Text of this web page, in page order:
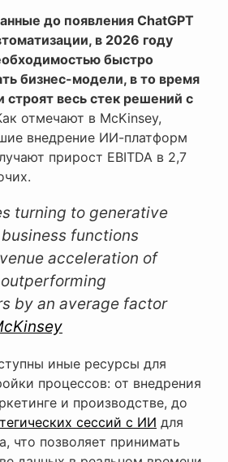
до появления ChatGPT
в 2026 году
быстро
бизнес-модели, в то время
строят весь стек решений с
отмечают в McKinsey,
внедрение ИИ-платформ
прирост EBITDA в 2,7
turning to generative
functions
acceleration of
outperforming
by an average factor
иные ресурсы для
процессов: от внедрения
и производстве, до
сессий с ИИ для
что позволяет принимать